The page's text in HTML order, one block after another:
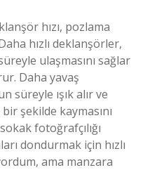
hızı, pozlama
hızlı deklanşörler,
ulaşmasını sağlar
Daha yavaş
süreyle ışık alır ve
şekilde kaymasını
fotoğrafçılığı
dondurmak için hızlı
ama manzara